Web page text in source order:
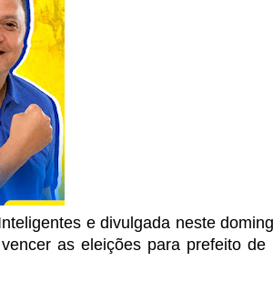
e divulgada neste
as eleições para prefeito de